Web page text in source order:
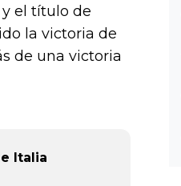
el título de
la victoria de
de una victoria
Italia